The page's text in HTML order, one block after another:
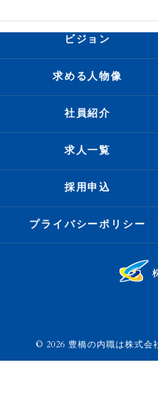
ビジョン
求める人物像
社員紹介
求人一覧
採用申込
プライバシーポリシー
© 2026 豊橋の内職は株式会